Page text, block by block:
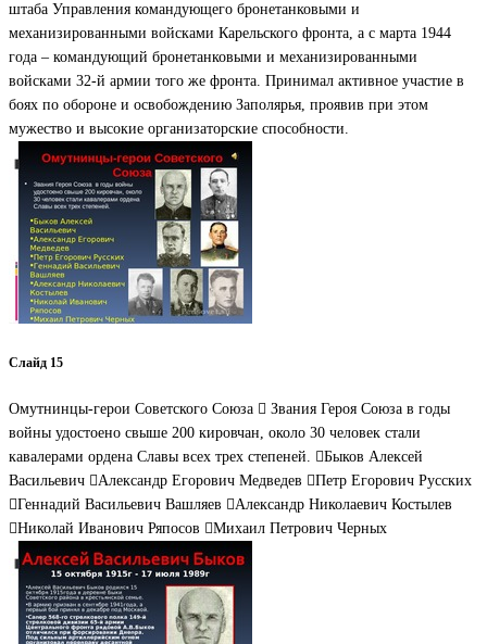
штаба Управления командующего бронетанковыми и
механизированными войсками Карельского фронта, а с марта 1944
года – командующий бронетанковыми и механизированными
войсками 32-й армии того же фронта. Принимал активное участие в
боях по обороне и освобождению Заполярья, проявив при этом
мужество и высокие организаторские способности.
Слайд 15
Омутнинцы-герои Советского Союза  Звания Героя Союза в годы
войны удостоено свыше 200 кировчан, около 30 человек стали
кавалерами ордена Славы всех трех степеней. Быков Алексей
Васильевич Александр Егорович Медведев Петр Егорович Русских
Геннадий Васильевич Вашляев Александр Николаевич Костылев
Николай Иванович Ряпосов Михаил Петрович Черных